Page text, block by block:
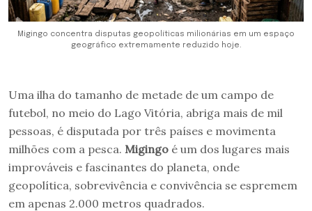
Migingo concentra disputas geopolíticas milionárias em um espaço
geográfico extremamente reduzido hoje.
Uma ilha do tamanho de metade de um campo de
futebol, no meio do Lago Vitória, abriga mais de mil
pessoas, é disputada por três países e movimenta
milhões com a pesca. Migingo é um dos lugares mais
improváveis e fascinantes do planeta, onde
geopolítica, sobrevivência e convivência se espremem
em apenas 2.000 metros quadrados.